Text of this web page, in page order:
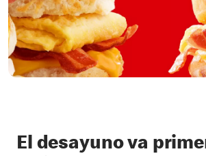
El desayuno va